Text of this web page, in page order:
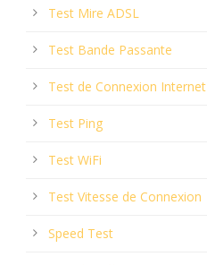
Test Mire ADSL
Test Bande Passante
Test de Connexion Internet
Test Ping
Test WiFi
Test Vitesse de Connexion
Speed Test